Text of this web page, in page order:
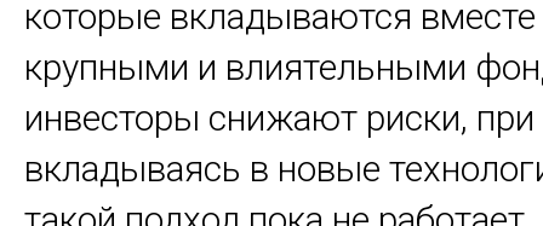
которые вкладываются
крупными и влиятельными
инвесторы снижают риски,
вкладываясь в новые